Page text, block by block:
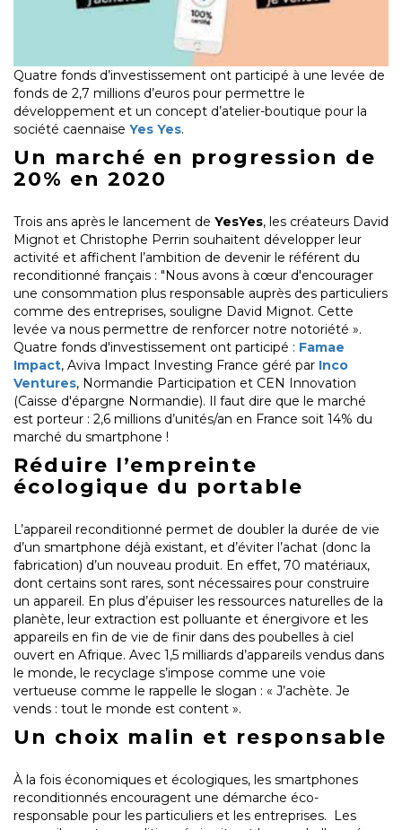
Quatre fonds d’investissement ont participé à une levée de
fonds de 2,7 millions d’euros pour permettre le
développement et un concept d’atelier-boutique pour la
société caennaise Yes Yes.
Un marché en progression de
20% en 2020
Trois ans après le lancement de YesYes, les créateurs David
Mignot et Christophe Perrin souhaitent développer leur
activité et affichent l’ambition de devenir le référent du
reconditionné français : "Nous avons à cœur d'encourager
une consommation plus responsable auprès des particuliers
comme des entreprises, souligne David Mignot. Cette
levée va nous permettre de renforcer notre notoriété ».
Quatre fonds d'investissement ont participé : Famae
Impact, Aviva Impact Investing France géré par Inco
Ventures, Normandie Participation et CEN Innovation
(Caisse d'épargne Normandie). Il faut dire que le marché
est porteur : 2,6 millions d’unités/an en France soit 14% du
marché du smartphone !
Réduire l’empreinte
écologique du portable
L’appareil reconditionné permet de doubler la durée de vie
d’un smartphone déjà existant, et d’éviter l’achat (donc la
fabrication) d’un nouveau produit. En effet, 70 matériaux,
dont certains sont rares, sont nécessaires pour construire
un appareil. En plus d’épuiser les ressources naturelles de la
planète, leur extraction est polluante et énergivore et les
appareils en fin de vie de finir dans des poubelles à ciel
ouvert en Afrique. Avec 1,5 milliards d’appareils vendus dans
le monde, le recyclage s’impose comme une voie
vertueuse comme le rappelle le slogan : « J’achète. Je
vends : tout le monde est content ».
Un choix malin et responsable
À la fois économiques et écologiques, les smartphones
reconditionnés encouragent une démarche éco-
responsable pour les particuliers et les entreprises. Les